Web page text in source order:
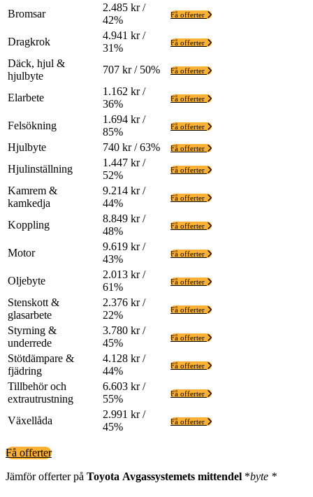
Bromsar
2.485 kr /
42%
Få offerter
Dragkrok
4.941 kr /
31%
Få offerter
Däck, hjul &
hjulbyte
707 kr / 50% Få offerter
Elarbete
1.162 kr /
36%
Få offerter
Felsökning
1.694 kr /
85%
Få offerter
Hjulbyte 740 kr / 63% Få offerter
Hjulinställning
1.447 kr /
52%
Få offerter
Kamrem &
kamkedja
9.214 kr /
44%
Få offerter
Koppling
8.849 kr /
48%
Få offerter
Motor
9.619 kr /
43%
Få offerter
Oljebyte
2.013 kr /
61%
Få offerter
Stenskott &
glasarbete
2.376 kr /
22%
Få offerter
Styrning &
underrede
3.780 kr /
45%
Få offerter
Stötdämpare &
fjädring
4.128 kr /
44%
Få offerter
Tillbehör och
extrautrustning
6.603 kr /
55%
Få offerter
Växellåda
2.991 kr /
45%
Få offerter
Få offerter
Jämför offerter på Toyota Avgassystemets mittendel *byte *